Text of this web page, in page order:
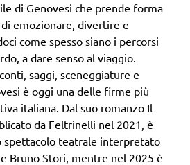
di Genovesi che prende forma
emozionare, divertire e
come spesso siano i percorsi
a dare senso al viaggio.
saggi, sceneggiature e
è oggi una delle firme più
italiana. Dal suo romanzo Il
da Feltrinelli nel 2021, è
spettacolo teatrale interpretato
Bruno Stori, mentre nel 2025 è